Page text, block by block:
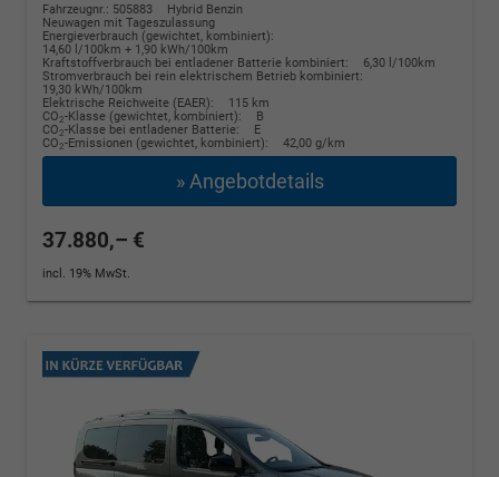
Fahrzeugnr.: 505883
Hybrid Benzin
Neuwagen mit Tageszulassung
Energieverbrauch (gewichtet, kombiniert):
14,60 l/100km + 1,90 kWh/100km
Kraftstoffverbrauch bei entladener Batterie kombiniert:
6,30 l/100km
Stromverbrauch bei rein elektrischem Betrieb kombiniert:
19,30 kWh/100km
Elektrische Reichweite (EAER):
115 km
CO2-Klasse (gewichtet, kombiniert):
B
CO2-Klasse bei entladener Batterie:
E
CO2-Emissionen (gewichtet, kombiniert): 42,00 g/km
» Angebotdetails
37.880,– €
incl. 19% MwSt.